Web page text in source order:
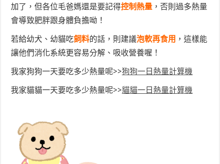
加了，但各位毛爸媽還是要記得控制熱量 ，否則過多熱量
會導致肥胖跟身體負擔呦！
若給幼犬、幼貓吃飼料的話，則建議泡軟再食用 ，這樣能
讓他們消化系統更容易分解、吸收營養喔！
我家狗狗一天要吃多少熱量呢>>狗狗一日熱量計算機
我家貓貓一天要吃多少熱量呢>>貓貓一日熱量計算機